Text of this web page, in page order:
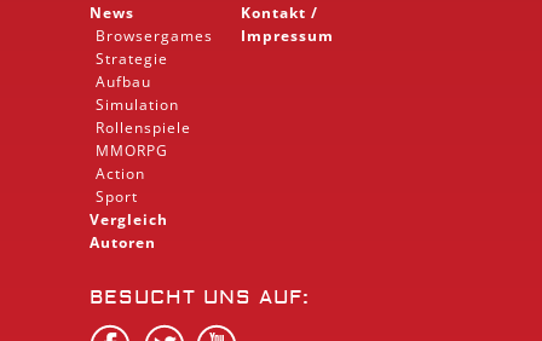
News
Browsergames
Strategie
Aufbau
Simulation
Rollenspiele
MMORPG
Action
Sport
Vergleich
Autoren
Kontakt /
Impressum
BESUCHT UNS AUF: